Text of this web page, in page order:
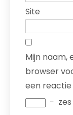
Site
Mijn naam,
browser
een
− zes